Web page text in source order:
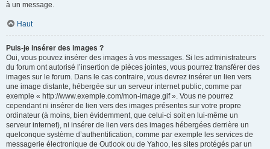
à un message.
Haut
Puis-je insérer des images ?
Oui, vous pouvez insérer des images à vos messages. Si les administrateurs
du forum ont autorisé l’insertion de pièces jointes, vous pourrez transférer des
images sur le forum. Dans le cas contraire, vous devrez insérer un lien vers
une image distante, hébergée sur un serveur internet public, comme par
exemple « http://www.exemple.com/mon-image.gif ». Vous ne pourrez
cependant ni insérer de lien vers des images présentes sur votre propre
ordinateur (à moins, bien évidemment, que celui-ci soit en lui-même un
serveur internet), ni insérer de lien vers des images hébergées derrière un
quelconque système d’authentification, comme par exemple les services de
messagerie électronique de Outlook ou de Yahoo, les sites protégés par un